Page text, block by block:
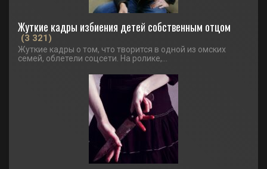
Жуткие кадры избиения детей собственным отцом
(3 321)
Жуткие кадры о том, что творится в одной из омских
семей, облетели соцсети. На ролике,...